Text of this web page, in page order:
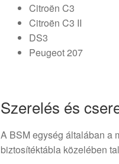
Citroën C3
Citroën C3 II
DS3
Peugeot 207
Szerelés és
A BSM egység általában a
biztosítéktábla közelében